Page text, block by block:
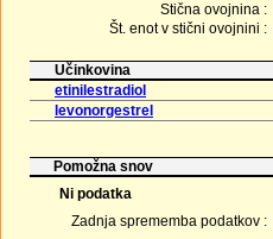
Stična ovojnina :
Št. enot v stični ovojnini :
Učinkovina
etinilestradiol
levonorgestrel
Pomožna snov
Ni podatka
Zadnja sprememba podatkov :